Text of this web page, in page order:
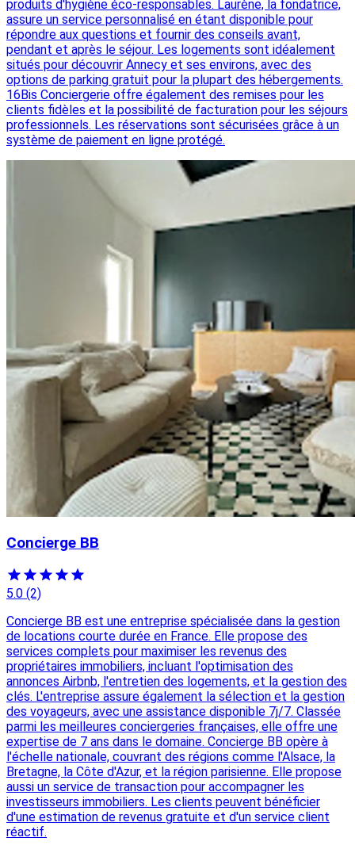
produits d'hygiène éco-responsables. Laurène, la fondatrice,
assure un service personnalisé en étant disponible pour
répondre aux questions et fournir des conseils avant,
pendant et après le séjour. Les logements sont idéalement
situés pour découvrir Annecy et ses environs, avec des
options de parking gratuit pour la plupart des hébergements.
16Bis Conciergerie offre également des remises pour les
clients fidèles et la possibilité de facturation pour les séjours
professionnels. Les réservations sont sécurisées grâce à un
système de paiement en ligne protégé.
Concierge BB
5.0 (2)
Concierge BB est une entreprise spécialisée dans la gestion
de locations courte durée en France. Elle propose des
services complets pour maximiser les revenus des
propriétaires immobiliers, incluant l'optimisation des
annonces Airbnb, l'entretien des logements, et la gestion des
clés. L'entreprise assure également la sélection et la gestion
des voyageurs, avec une assistance disponible 7j/7. Classée
parmi les meilleures conciergeries françaises, elle offre une
expertise de 7 ans dans le domaine. Concierge BB opère à
l'échelle nationale, couvrant des régions comme l'Alsace, la
Bretagne, la Côte d'Azur, et la région parisienne. Elle propose
aussi un service de transaction pour accompagner les
investisseurs immobiliers. Les clients peuvent bénéficier
d'une estimation de revenus gratuite et d'un service client
réactif.